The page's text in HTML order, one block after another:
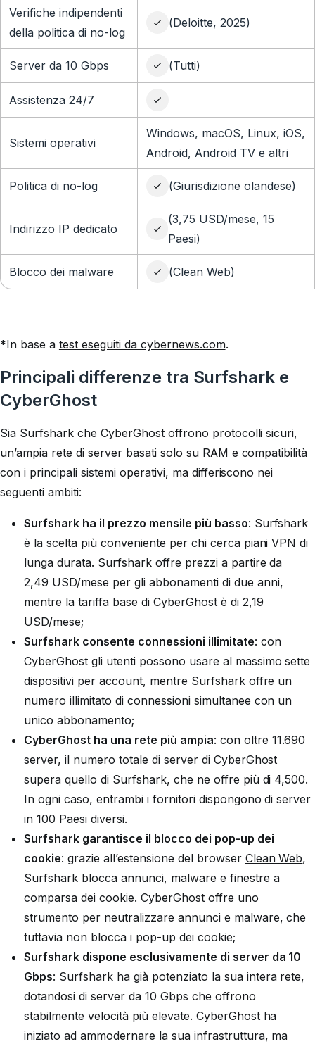
Verifiche indipendenti
della politica di no-log
(Deloitte, 2025)
Server da 10 Gbps (Tutti)
Assistenza 24/7
Sistemi operativi
Windows, macOS, Linux, iOS,
Android, Android TV e altri
Politica di no-log (Giurisdizione olandese)
Indirizzo IP dedicato
(3,75 USD/mese, 15
Paesi)
Blocco dei malware (Clean Web)
*In base a test eseguiti da cybernews.com.
Principali differenze tra Surfshark e
CyberGhost
Sia Surfshark che CyberGhost offrono protocolli sicuri,
un’ampia rete di server basati solo su RAM e compatibilità
con i principali sistemi operativi, ma differiscono nei
seguenti ambiti:
Surfshark ha il prezzo mensile più basso: Surfshark
è la scelta più conveniente per chi cerca piani VPN di
lunga durata. Surfshark offre prezzi a partire da
2,49 USD/mese per gli abbonamenti di due anni,
mentre la tariffa base di CyberGhost è di 2,19
USD/mese;
Surfshark consente connessioni illimitate: con
CyberGhost gli utenti possono usare al massimo sette
dispositivi per account, mentre Surfshark offre un
numero illimitato di connessioni simultanee con un
unico abbonamento;
CyberGhost ha una rete più ampia: con oltre 11.690
server, il numero totale di server di CyberGhost
supera quello di Surfshark, che ne offre più di 4,500.
In ogni caso, entrambi i fornitori dispongono di server
in 100 Paesi diversi.
Surfshark garantisce il blocco dei pop-up dei
cookie: grazie all’estensione del browser Clean Web,
Surfshark blocca annunci, malware e finestre a
comparsa dei cookie. CyberGhost offre uno
strumento per neutralizzare annunci e malware, che
tuttavia non blocca i pop-up dei cookie;
Surfshark dispone esclusivamente di server da 10
Gbps: Surfshark ha già potenziato la sua intera rete,
dotandosi di server da 10 Gbps che offrono
stabilmente velocità più elevate. CyberGhost ha
iniziato ad ammodernare la sua infrastruttura, ma